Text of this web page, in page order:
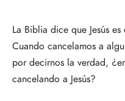
La Biblia dice que Jesús
Cuando cancelamos a
por decirnos la verdad,
cancelando a Jesús?